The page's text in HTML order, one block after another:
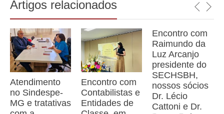
Artigos relacionados
Atendimento
no Sindespe-
MG e tratativas
Encontro com
Contabilistas e
Entidades de
Encontro com
Raimundo da
Luz Arcanjo
presidente do
SECHSBH,
nossos sócios
Dr. Lécio
Cattoni e Dr.